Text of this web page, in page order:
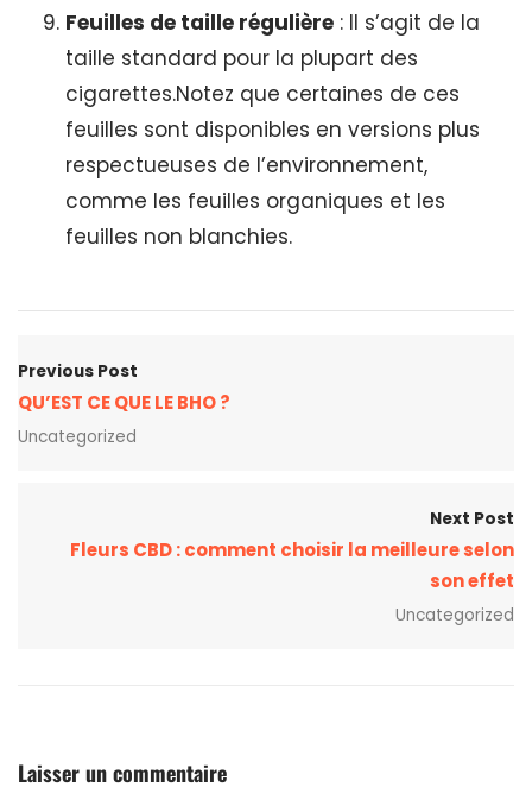
Feuilles de taille régulière : Il s’agit de la
taille standard pour la plupart des
cigarettes.Notez que certaines de ces
feuilles sont disponibles en versions plus
respectueuses de l’environnement,
comme les feuilles organiques et les
feuilles non blanchies.
Previous Post
QU’EST CE QUE LE BHO ?
Uncategorized
Next Post
Fleurs CBD : comment choisir la meilleure selon
son effet
Uncategorized
Laisser un commentaire